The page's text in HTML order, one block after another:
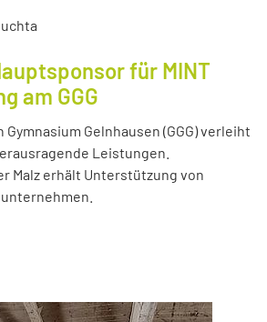
für MINT
am GGG
Gymnasium Gelnhausen (GGG) verleiht
Leistungen.
Malz erhält Unterstützung von